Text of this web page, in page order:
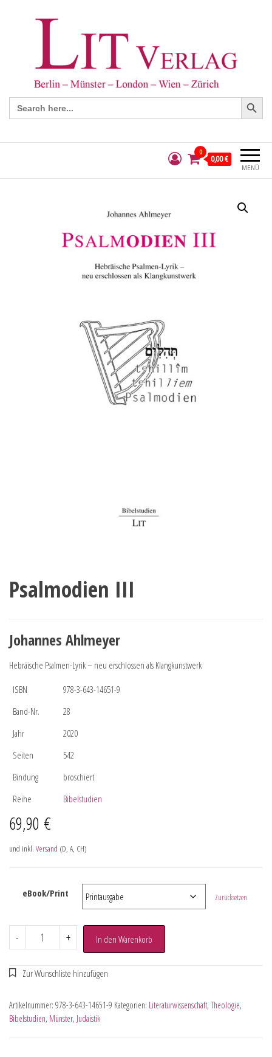
Search
for:
Search Button
MENÜ
0
0,00 €
Psalmodien III
Johannes Ahlmeyer
Hebräische Psalmen-Lyrik – neu erschlossen als Klangkunstwerk
ISBN
978-3-643-14651-9
Band-Nr.
28
Jahr
2020
Seiten
542
Bindung
broschiert
Reihe
Bibelstudien
69,90 €
und inkl. Versand (D, A, CH)
eBook/Print Zurücksetzen
- + In den Warenkorb
Artikelnummer: 978-3-643-14651-9 Kategorien: Literaturwissenschaft, Theologie,
Bibelstudien, Münster, Judaistik